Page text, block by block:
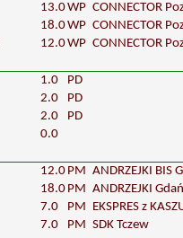
13.0WP CONNECTOR
18.0WP CONNECTOR
12.0WP CONNECTOR
1.0
PD
2.0
PD
2.0
PD
0.0
12.0 PM ANDRZEJKI BIS
18.0 PM ANDRZEJKI
7.0 PM EKSPRES z
7.0 PM SDK Tczew